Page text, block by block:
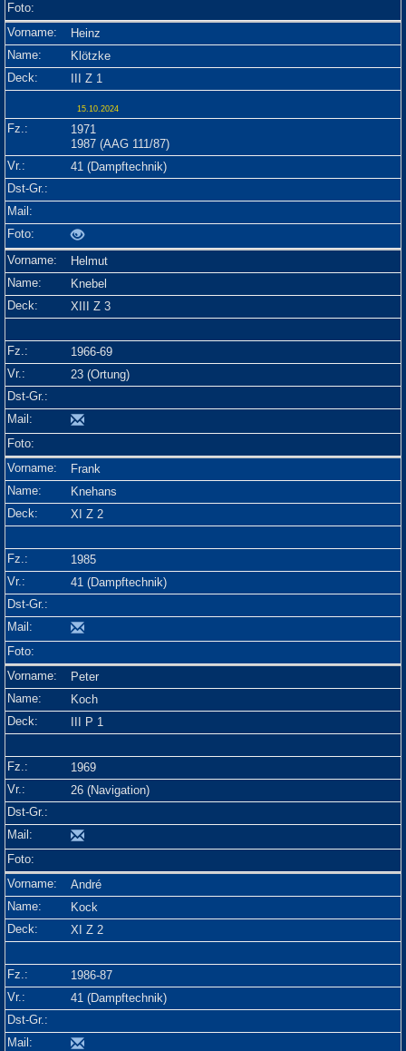
Heinz
Klötzke
III Z 1
15.10.2024
1971
1987 (AAG 111/87)
41 (Dampftechnik)
Helmut
Knebel
XIII Z 3
1966-69
23 (Ortung)
Frank
Knehans
XI Z 2
1985
41 (Dampftechnik)
Peter
Koch
III P 1
1969
26 (Navigation)
André
Kock
XI Z 2
1986-87
41 (Dampftechnik)